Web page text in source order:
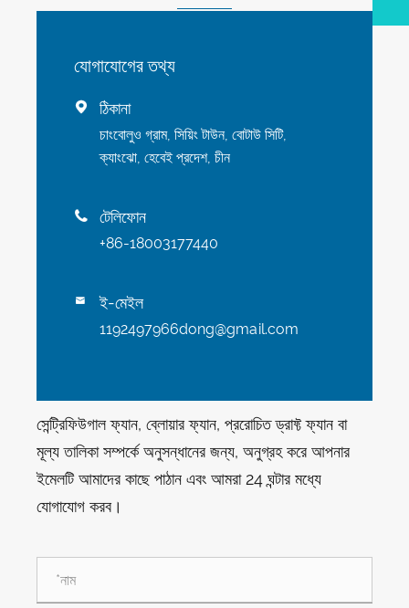
যোগাযোগের তথ্য
 ঠিকানা
চাংবোলুও গ্রাম, সিয়িং টাউন, বোটাউ সিটি,
ক্যাংঝো, হেবেই প্রদেশ, চীন
 টেলিফোন
+86-18003177440
 ই-মেইল
1192497966dong@gmail.com
সেন্ট্রিফিউগাল ফ্যান, ব্লোয়ার ফ্যান, প্ররোচিত ড্রাফ্ট ফ্যান বা
মূল্য তালিকা সম্পর্কে অনুসন্ধানের জন্য, অনুগ্রহ করে আপনার
ইমেলটি আমাদের কাছে পাঠান এবং আমরা 24 ঘন্টার মধ্যে
যোগাযোগ করব।